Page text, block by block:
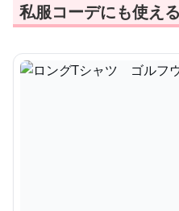
私服コーデにも使え